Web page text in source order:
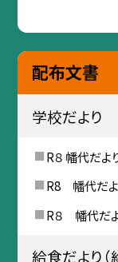
配布文書
学校だより
R８ 幡代だよ
R8 幡代だ
R８ 幡代だ
給食だより（